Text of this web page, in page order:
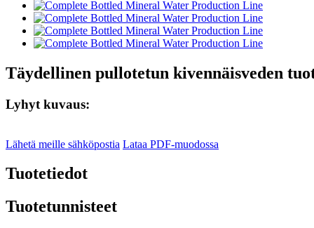
Täydellinen pullotetun kivennäisveden
Lyhyt kuvaus:
Lähetä meille sähköpostia Lataa PDF-muodossa
Tuotetiedot
Tuotetunnisteet